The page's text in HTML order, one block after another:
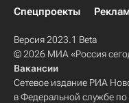
Спецпроекты
Версия 2023.1 Beta
© 2026 МИА «Россия
Вакансии
Сетевое издание РИА
в Федеральной службе по